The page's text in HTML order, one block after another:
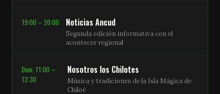
19:00 – 20:00 Noticias Ancud
Segunda edición informativa con el
acontecer regional
Dom. 11:00 –
12:30
Nosotros los Chilotes
Música y tradiciones de la Isla Mágica de
Chiloé